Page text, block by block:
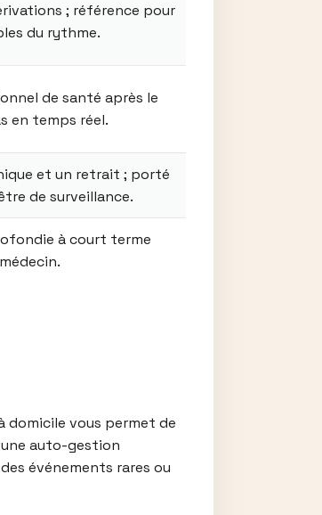
; référence pour
du rythme.
de santé après le
en temps réel.
et un retrait ; porté
de surveillance.
à court terme
domicile vous permet de
auto-gestion
événements rares ou